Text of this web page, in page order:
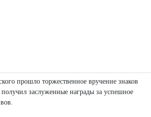
прошло торжественное вручение знаков
заслуженные награды за успешное